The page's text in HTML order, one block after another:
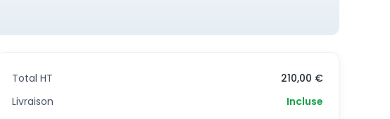
Total HT
210,00 €
Livraison
Incluse